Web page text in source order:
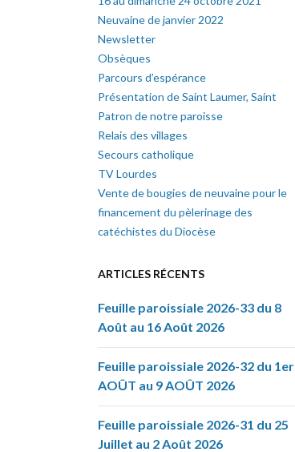
Neuvaine de janvier 2022
Newsletter
Obsèques
Parcours d’espérance
Présentation de Saint Laumer, Saint
Patron de notre paroisse
Relais des villages
Secours catholique
TV Lourdes
Vente de bougies de neuvaine pour le
financement du pèlerinage des
catéchistes du Diocèse
ARTICLES RÉCENTS
Feuille paroissiale 2026-33 du 8
Août au 16 Août 2026
Feuille paroissiale 2026-32 du 1er
AOÛT au 9 AOÛT 2026
Feuille paroissiale 2026-31 du 25
Juillet au 2 Août 2026